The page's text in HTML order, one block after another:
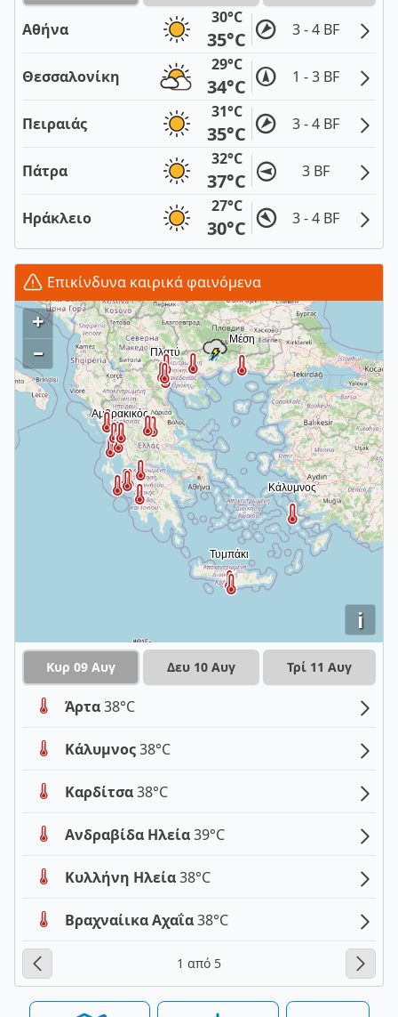
Αθήνα
30°C
35°C 3 - 4 BF
Θεσσαλονίκη
29°C
34°C 1 - 3 BF
Πειραιάς
31°C
35°C 3 - 4 BF
Πάτρα
32°C
37°C 3 BF
Ηράκλειο
27°C
30°C 3 - 4 BF
Επικίνδυνα καιρικά φαινόμενα
i
+
–
Κυρ 09 Αυγ Δευ 10 Αυγ Τρί 11 Αυγ
Άρτα38°C
Κάλυμνος38°C
Καρδίτσα38°C
Ανδραβίδα Ηλεία39°C
Κυλλήνη Ηλεία38°C
Βραχναίικα Αχαΐα38°C
1 από 5